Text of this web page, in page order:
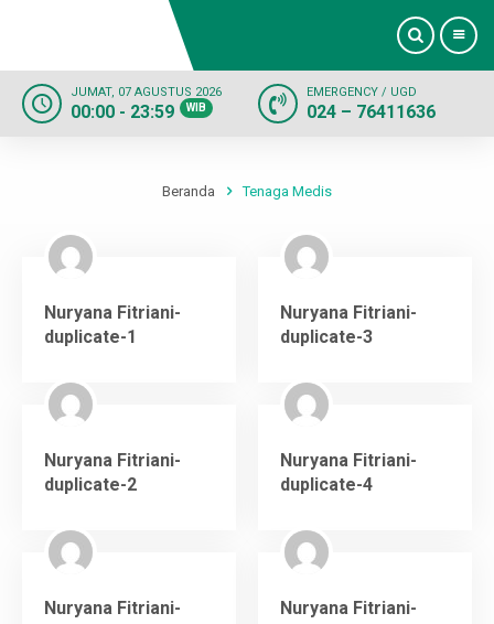
Dokter
Layanan
Informasi
Kontak
Karir
JUMAT, 07 AGUSTUS 2026
00:00 - 23:59 WIB
EMERGENCY / UGD
024 – 76411636
Beranda Tenaga Medis
Nuryana Fitriani-
duplicate-1
Nuryana Fitriani-
duplicate-3
Nuryana Fitriani-
duplicate-2
Nuryana Fitriani-
duplicate-4
Nuryana Fitriani-
Nuryana Fitriani-